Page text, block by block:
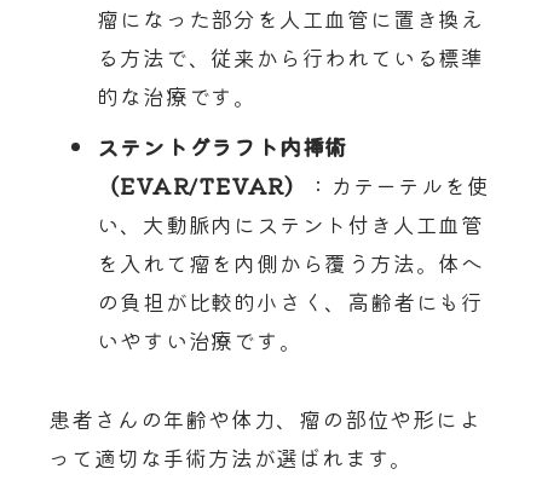
瘤になった部分を人工血管に置き換え
る方法で、従来から行われている標準
的な治療です。
ステントグラフト内挿術
（EVAR/TEVAR）
：カテーテルを使
い、大動脈内にステント付き人工血管
を入れて瘤を内側から覆う方法。体へ
の負担が比較的小さく、高齢者にも行
いやすい治療です。
患者さんの年齢や体力、瘤の部位や形によ
って適切な手術方法が選ばれます。